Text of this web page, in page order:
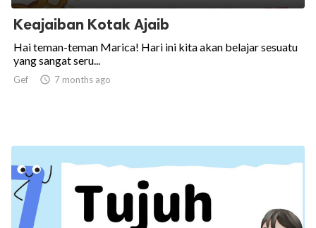
Keajaiban Kotak Ajaib
Hai teman-teman Marica! Hari ini kita akan belajar sesuatu
yang sangat seru...
Gef  7 months ago